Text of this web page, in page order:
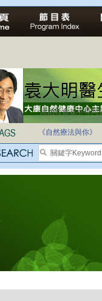
法治社會並不等同
《自然療法與你》